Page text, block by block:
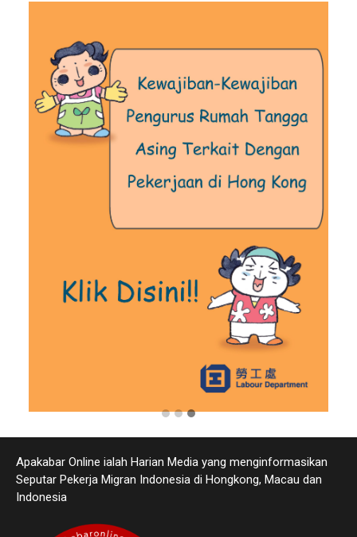
Apakabar Online ialah Harian Media yang menginformasikan
Seputar Pekerja Migran Indonesia di Hongkong, Macau dan
Indonesia